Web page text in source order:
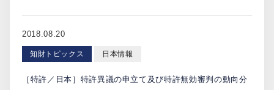
2018.08.20
知財トピックス 日本情報
［特許／日本］特許異議の申立て及び特許無効審判の動向分